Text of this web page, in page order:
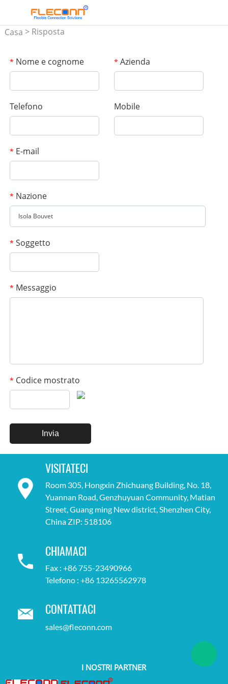
Casa > Risposta
* Nome e cognome * Azienda
Telefono Mobile
* E-mail
* Nazione
Isola Bouvet
* Soggetto
* Messaggio
* Codice mostrato
VISITATECI
Room 305, Hongxin Zhichuang Building, No. 18,
Yuannan Road, Genzhuyuan Community, Matian
Street, Guang ming New district, Shenzhen City,
China ZIP: 518106
CHIAMACI
Fax : +86 755-23490966
Telefono : +86 13265562978
CONTATTACI
sales@fleconn.com
I NOSTRI PARTNER